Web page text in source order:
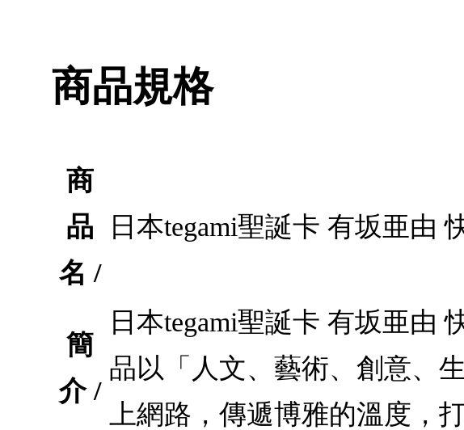
商品規格
商
品
名 /
日本tegami聖誕卡 有坂亜由
簡
介 /
日本tegami聖誕卡 有坂亜由
品以「人文、藝術、創意、
上網路，傳遞博雅的溫度，